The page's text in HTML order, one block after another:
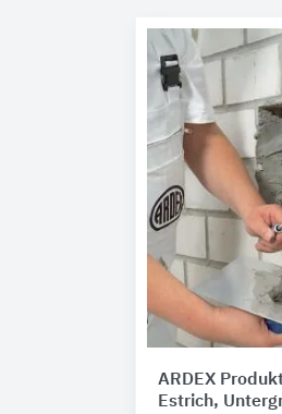
ARDEX
Estrich,